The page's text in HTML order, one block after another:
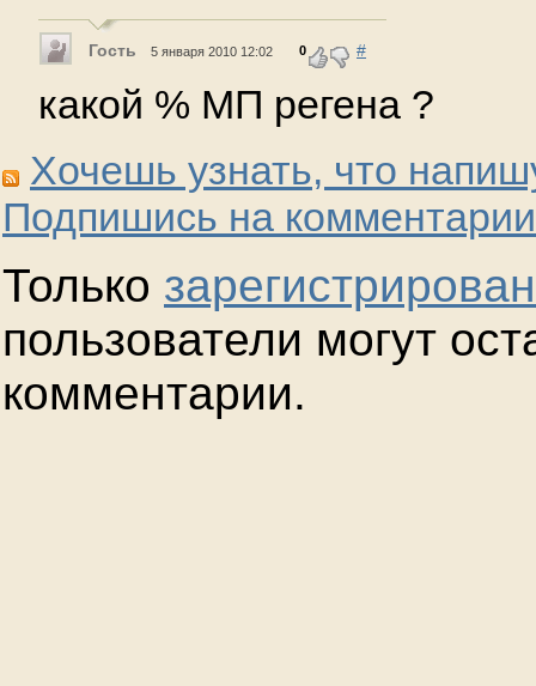
Гость 5 января 2010 12:02 0 #
какой % МП регена ?
Хочешь узнать, что
Подпишись на
Только
пользователи могут
комментарии.